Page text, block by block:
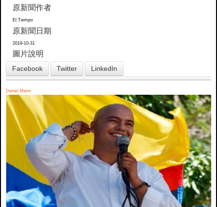
原新聞作者
El Tiempo
原新聞日期
2019-10-31
圖片說明
Facebook Twitter LinkedIn
Daniel Mann